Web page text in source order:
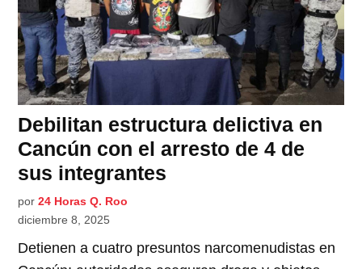
Debilitan estructura delictiva en
Cancún con el arresto de 4 de
sus integrantes
por 24 Horas Q. Roo
diciembre 8, 2025
Detienen a cuatro presuntos narcomenudistas en